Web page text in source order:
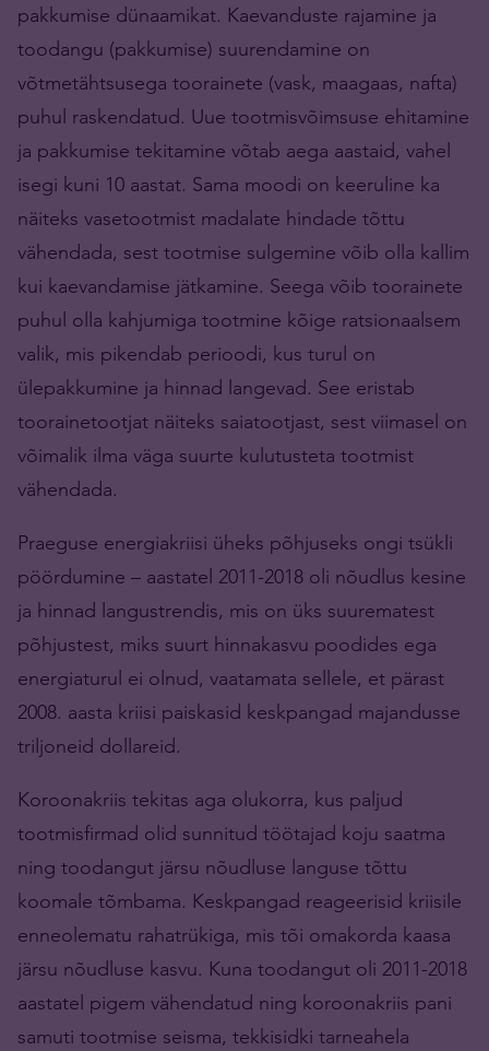
pakkumise dünaamikat. Kaevanduste rajamine ja
toodangu (pakkumise) suurendamine on
võtmetähtsusega toorainete (vask, maagaas, nafta)
puhul raskendatud. Uue tootmisvõimsuse ehitamine
ja pakkumise tekitamine võtab aega aastaid, vahel
isegi kuni 10 aastat. Sama moodi on keeruline ka
näiteks vasetootmist madalate hindade tõttu
vähendada, sest tootmise sulgemine võib olla kallim
kui kaevandamise jätkamine. Seega võib toorainete
puhul olla kahjumiga tootmine kõige ratsionaalsem
valik, mis pikendab perioodi, kus turul on
ülepakkumine ja hinnad langevad. See eristab
toorainetootjat näiteks saiatootjast, sest viimasel on
võimalik ilma väga suurte kulutusteta tootmist
vähendada.
Praeguse energiakriisi üheks põhjuseks ongi tsükli
pöördumine – aastatel 2011-2018 oli nõudlus kesine
ja hinnad langustrendis, mis on üks suurematest
põhjustest, miks suurt hinnakasvu poodides ega
energiaturul ei olnud, vaatamata sellele, et pärast
2008. aasta kriisi paiskasid keskpangad majandusse
triljoneid dollareid.
Koroonakriis tekitas aga olukorra, kus paljud
tootmisfirmad olid sunnitud töötajad koju saatma
ning toodangut järsu nõudluse languse tõttu
koomale tõmbama. Keskpangad reageerisid kriisile
enneolematu rahatrükiga, mis tõi omakorda kaasa
järsu nõudluse kasvu. Kuna toodangut oli 2011-2018
aastatel pigem vähendatud ning koroonakriis pani
samuti tootmise seisma, tekkisidki tarneahela